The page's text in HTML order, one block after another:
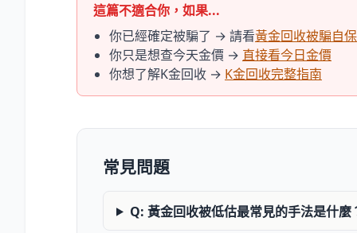
這篇不適合你，如果...
你已經確定被騙了 → 請看黃金回收被騙自
你只是想查今天金價 → 直接看今日金價
你想了解K金回收 → K金回收完整指南
常見問題
Q: 黃金回收被低估最常見的手法是什麼